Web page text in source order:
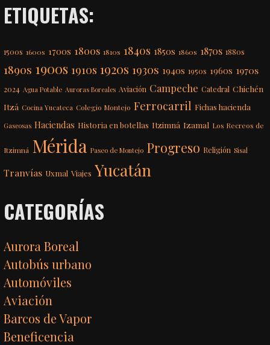
ETIQUETAS:
1500s 1600s 1700s 1800s 1810s 1840s 1850s 1860s 1870s 1880s
1890s 1900s 1910s 1920s 1930s 1940s 1950s 1960s 1970s
2024 Agua Potable Auroras Boreales Aviación Campeche Catedral Chichén
Itzá Cocina Yucateca Colegio Montejo Ferrocarril Fichas hacienda
Gaseosas Haciendas Historia en botellas Itzimná Izamal Los Recreos de
Itzimná Mérida Paseo de Montejo Progreso Religión Sisal
Tranvías Uxmal Viajes Yucatán
CATEGORÍAS
Aurora Boreal
Autobús urbano
Automóviles
Aviación
Barcos de Vapor
Beneficencia